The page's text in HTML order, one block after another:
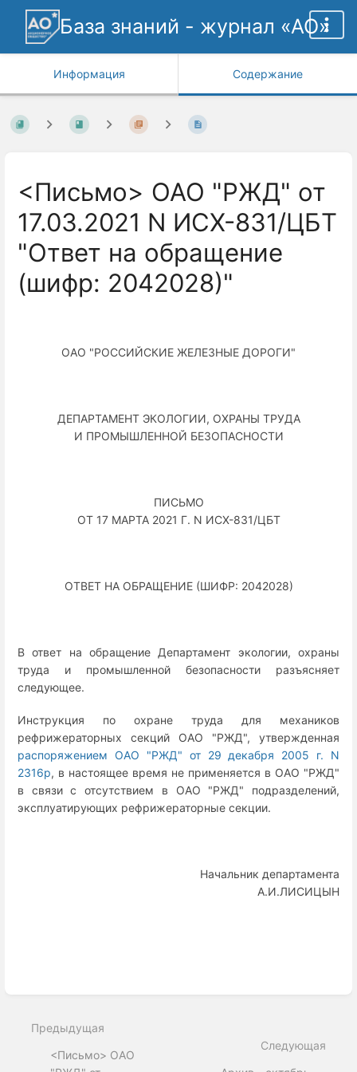
База знаний - журнал «АО»
Информация Содержание
<Письмо> ОАО "РЖД" от
17.03.2021 N ИСХ-831/ЦБТ
"Ответ на обращение
(шифр: 2042028)"
ОАО "РОССИЙСКИЕ ЖЕЛЕЗНЫЕ ДОРОГИ"
ДЕПАРТАМЕНТ ЭКОЛОГИИ, ОХРАНЫ ТРУДА
И ПРОМЫШЛЕННОЙ БЕЗОПАСНОСТИ
ПИСЬМО
ОТ 17 МАРТА 2021 Г. N ИСХ-831/ЦБТ
ОТВЕТ НА ОБРАЩЕНИЕ (ШИФР: 2042028)
В ответ на обращение Департамент экологии, охраны
труда и промышленной безопасности разъясняет
следующее.
Инструкция по охране труда для механиков
рефрижераторных секций ОАО "РЖД", утвержденная
распоряжением ОАО "РЖД" от 29 декабря 2005 г. N
2316р, в настоящее время не применяется в ОАО "РЖД"
в связи с отсутствием в ОАО "РЖД" подразделений,
эксплуатирующих рефрижераторные секции.
Начальник департамента
А.И.ЛИСИЦЫН
mode
Предыдущая
<Письмо> ОАО
Следующая